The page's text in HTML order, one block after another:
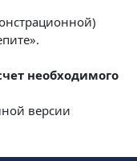
необходимого
версии